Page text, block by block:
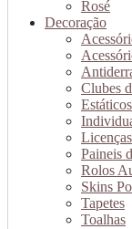
Rosé
Decoração
Clubes
Estáticos
Paineis
Rolos
Skins
Tapetes
Toalhas